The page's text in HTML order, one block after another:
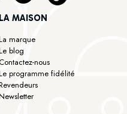
LA MAISON
marque
blog
Contactez-nous
programme fidélité